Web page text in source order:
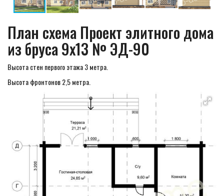
План схема Проект элитного дома
из бруса 9х13 № ЭД-90
Высота стен первого этажа 3 метра.
Высота фронтонов 2,5 метра.